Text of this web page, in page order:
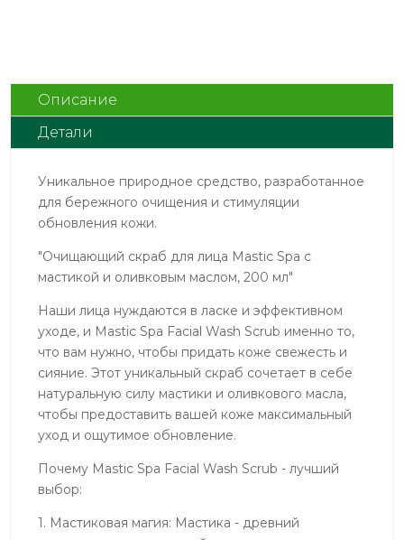
и
оливковым
маслом,
200ml
Описание
Детали
Уникальное природное средство, разработанное
для бережного очищения и стимуляции
обновления кожи.
"Очищающий скраб для лица Mastic Spa с
мастикой и оливковым маслом, 200 мл"
Наши лица нуждаются в ласке и эффективном
уходе, и Mastic Spa Facial Wash Scrub именно то,
что вам нужно, чтобы придать коже свежесть и
сияние. Этот уникальный скраб сочетает в себе
натуральную силу мастики и оливкового масла,
чтобы предоставить вашей коже максимальный
уход и ощутимое обновление.
Почему Mastic Spa Facial Wash Scrub - лучший
выбор:
1. Мастиковая магия: Мастика - древний